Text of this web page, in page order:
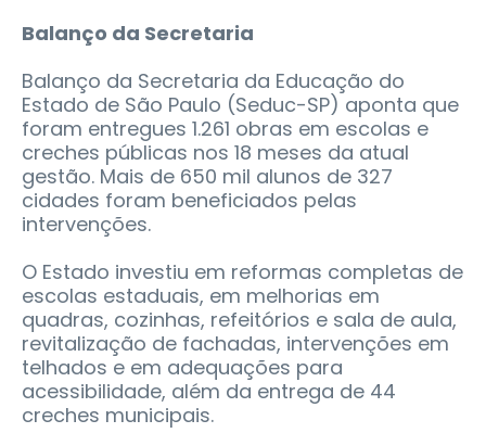
Balanço da Secretaria
Balanço da Secretaria da Educação do
Estado de São Paulo (Seduc-SP) aponta que
foram entregues 1.261 obras em escolas e
creches públicas nos 18 meses da atual
gestão. Mais de 650 mil alunos de 327
cidades foram beneficiados pelas
intervenções.
O Estado investiu em reformas completas de
escolas estaduais, em melhorias em
quadras, cozinhas, refeitórios e sala de aula,
revitalização de fachadas, intervenções em
telhados e em adequações para
acessibilidade, além da entrega de 44
creches municipais.